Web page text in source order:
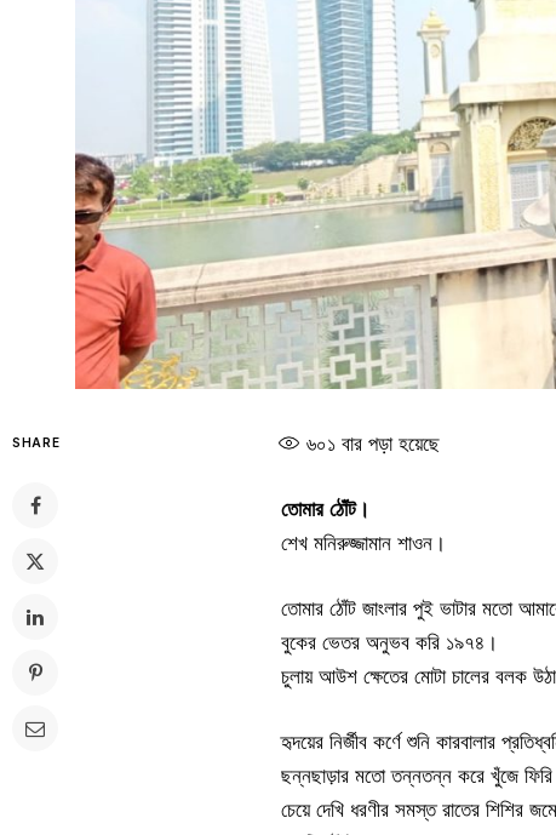
SHARE ৬০১ বার পড়া হয়েছে
তোমার ঠোঁট।
শেখ মনিরুজ্জামান শাওন।
তোমার ঠোঁট জাংলার পুই ভাটার মতো
বুকের ভেতর অনুভব করি ১৯৭৪।
চুলায় আউশ ক্ষেতের মোটা চালের বলক
হৃদয়ের নির্জীব কর্ণে শুনি কারবালার
ছন্নছাড়ার মতো তন্নতন্ন করে খুঁজে
চেয়ে দেখি ধরণীর সমস্ত রাতের শিশির